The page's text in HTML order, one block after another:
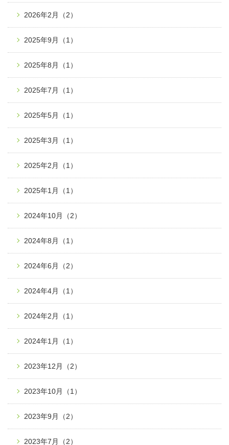
2026年2月 （2）
2025年9月 （1）
2025年8月 （1）
2025年7月 （1）
2025年5月 （1）
2025年3月 （1）
2025年2月 （1）
2025年1月 （1）
2024年10月 （2）
2024年8月 （1）
2024年6月 （2）
2024年4月 （1）
2024年2月 （1）
2024年1月 （1）
2023年12月 （2）
2023年10月 （1）
2023年9月 （2）
2023年7月 （2）